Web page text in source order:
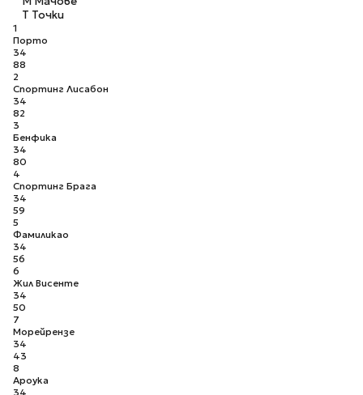
Т Точки
1
Порто
34
88
2
Спортинг Лисабон
34
82
3
Бенфика
34
80
4
Спортинг Брага
34
59
5
Фамиликао
34
56
6
Жил Висенте
34
50
7
Морейрензе
34
43
8
Ароука
34